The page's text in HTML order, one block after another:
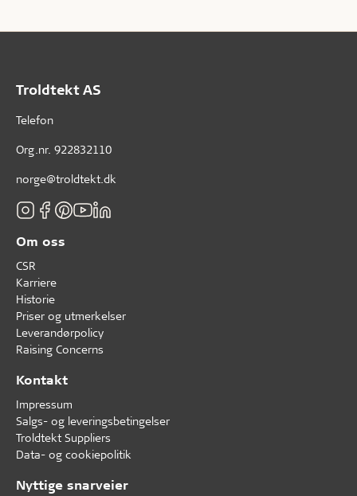
Troldtekt AS
Telefon
Org.nr. 922832110
norge@troldtekt.dk
Om oss
CSR
Karriere
Historie
Priser og utmerkelser
Leverandørpolicy
Raising Concerns
Kontakt
Impressum
Salgs- og leveringsbetingelser
Troldtekt Suppliers
Data- og cookiepolitik
Nyttige snarveier